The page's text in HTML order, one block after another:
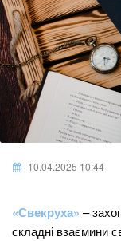
10.04.2025 10:44
«Свекруха» –
складні взаємини